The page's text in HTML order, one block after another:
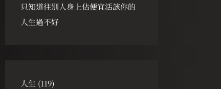
只知道往別人身上佔便宜活該你的
人生過不好
人生 (119)